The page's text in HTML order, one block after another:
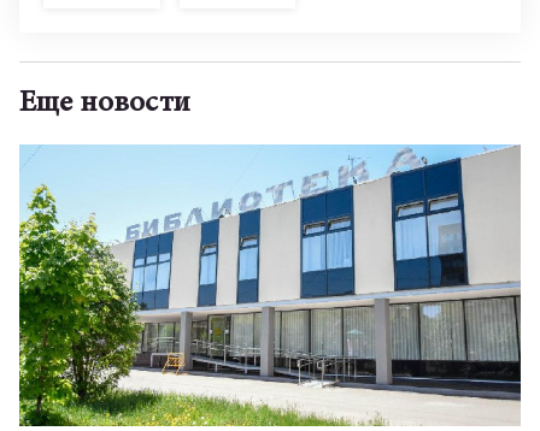
Еще новости